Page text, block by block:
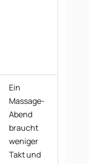
Ein
Massage-
Abend
braucht
weniger
Takt und